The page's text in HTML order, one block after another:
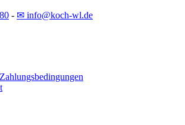
- ✉ info@koch-wl.de